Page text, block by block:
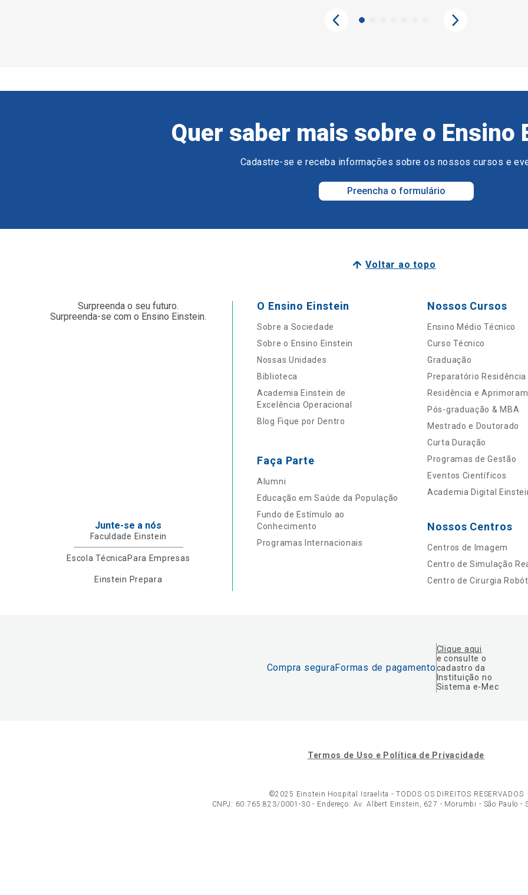
Quer saber mais sobre o Ensino
Cadastre-se e receba informações sobre os nossos cursos e
Preencha o formulário
Voltar ao topo
Surpreenda o seu futuro.
Surpreenda-se com o Ensino Einstein.
Junte-se a nós
Faculdade Einstein
Escola Técnica Para Empresas
Einstein Prepara
O Ensino Einstein
Sobre a Sociedade
Sobre o Ensino Einstein
Nossas Unidades
Biblioteca
Academia Einstein de
Excelência Operacional
Blog Fique por Dentro
Faça Parte
Alumni
Educação em Saúde da População
Fundo de Estímulo ao
Conhecimento
Programas Internacionais
Nossos Cursos
Ensino Médio Técnico
Curso Técnico
Graduação
Preparatório Residência
Residência e
Pós-graduação & MBA
Mestrado e Doutorado
Curta Duração
Programas de Gestão
Eventos Científicos
Academia Digital
Nossos Centros
Centros de Imagem
Centro de Simulação
Centro de Cirurgia
Compra seguraFormas de pagamento
Clique aqui
e consulte o
cadastro da
Instituição no
Sistema e-Mec
Termos de Uso e Política de Privacidade
©2025 Einstein Hospital Israelita - TODOS OS DIREITOS RESERVADOS
CNPJ: 60.765.823/0001-30 - Endereço: Av. Albert Einstein, 627 - Morumbi - São Paulo -